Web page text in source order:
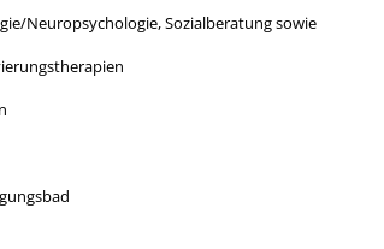
Neuropsychologie, Sozialberatung sowie